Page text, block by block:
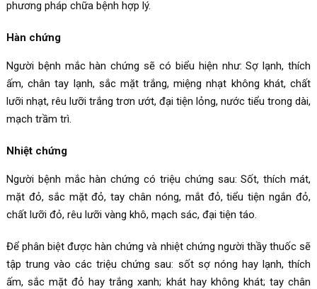
phương pháp chữa bệnh hợp lý.
Hàn chứng
Người bệnh mắc hàn chứng sẽ có biểu hiện như: Sợ lạnh, thích
ấm, chân tay lạnh, sắc mặt trắng, miệng nhạt không khát, chất
lưỡi nhạt, rêu lưỡi trắng trơn ướt, đại tiện lỏng, nước tiểu trong dài,
mạch trầm trì.
Nhiệt chứng
Người bệnh mắc hàn chứng có triệu chứng sau: Sốt, thích mát,
mặt đỏ, sắc mặt đỏ, tay chân nóng, mắt đỏ, tiểu tiện ngắn đỏ,
chất lưỡi đỏ, rêu lưỡi vàng khô, mạch sác, đại tiện táo.
Để phân biệt được hàn chứng và nhiệt chứng người thầy thuốc sẽ
tập trung vào các triệu chứng sau: sốt sợ nóng hay lạnh, thích
ấm, sắc mặt đỏ hay trắng xanh; khát hay không khát; tay chân